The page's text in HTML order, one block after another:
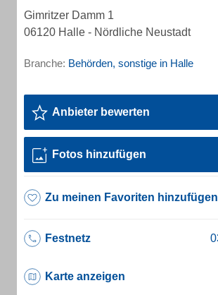
Gimritzer Damm 1
06120 Halle - Nördliche Neustadt
Branche: Behörden, sonstige in Halle
Anbieter bewerten
Fotos hinzufügen
Zu meinen Favoriten hinzufügen
Festnetz
Karte anzeigen